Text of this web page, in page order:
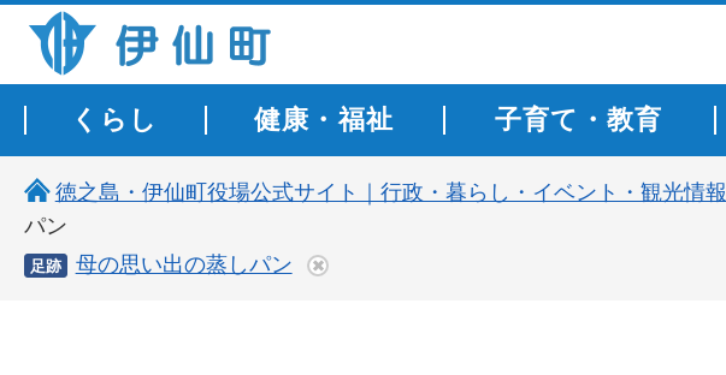
伊仙町 健康・長寿と子宝の町
くらし 健康・福祉 子育て・教育
徳之島・伊仙町役場公式サイト｜行政・暮らし・イベント・観光情報
パン
足跡 母の思い出の蒸しパン